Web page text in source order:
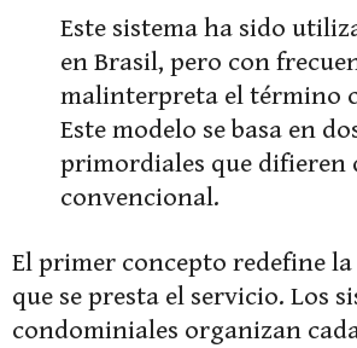
Este sistema ha sido
en Brasil, pero con
malinterpreta el término
Este modelo se basa en
primordiales que difieren
convencional.
El primer concepto redefine
que se presta el servicio. Los
condominiales organizan